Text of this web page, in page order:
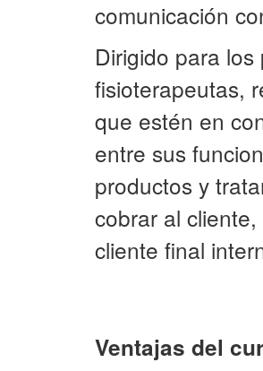
comunicación
Dirigido para
fisioterapeutas,
que estén en
entre sus
productos y
cobrar al
cliente final
Ventajas del